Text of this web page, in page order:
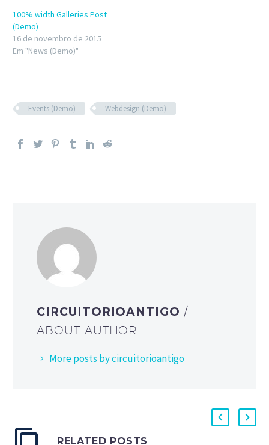
100% width Galleries Post
(Demo)
16 de novembro de 2015
Em "News (Demo)"
Events (Demo) Webdesign (Demo)
CIRCUITORIOANTIGO/
ABOUT AUTHOR
More posts by circuitorioantigo
RELATED POSTS